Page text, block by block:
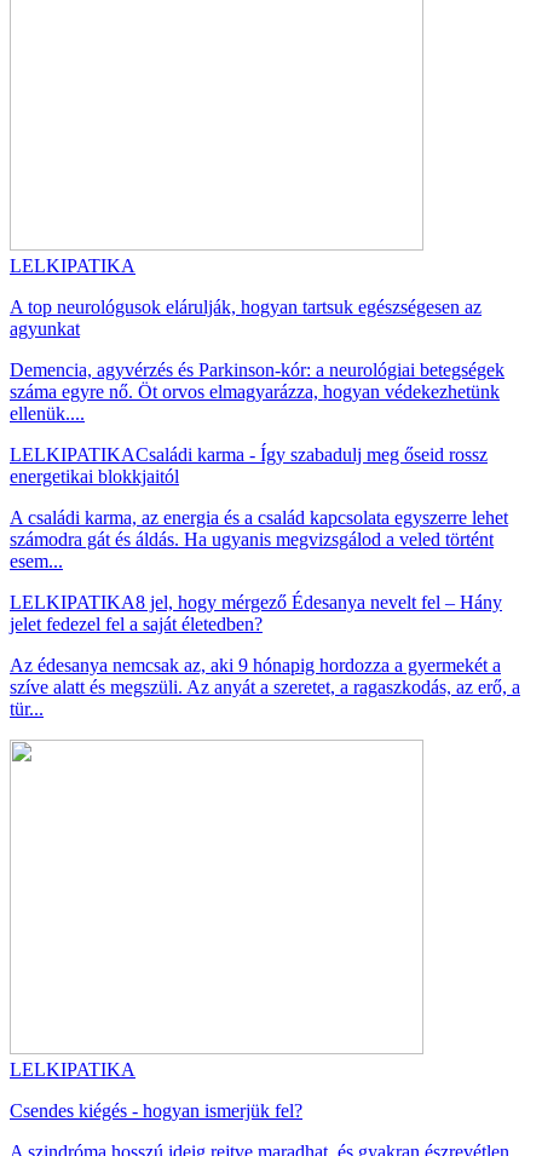
LELKIPATIKA
A top neurológusok elárulják, hogyan tartsuk egészségesen az
agyunkat
Demencia, agyvérzés és Parkinson-kór: a neurológiai betegségek
száma egyre nő. Öt orvos elmagyarázza, hogyan védekezhetünk
ellenük....
LELKIPATIKACsaládi karma - Így szabadulj meg őseid rossz
energetikai blokkjaitól
A családi karma, az energia és a család kapcsolata egyszerre lehet
számodra gát és áldás. Ha ugyanis megvizsgálod a veled történt
esem...
LELKIPATIKA8 jel, hogy mérgező Édesanya nevelt fel – Hány
jelet fedezel fel a saját életedben?
Az édesanya nemcsak az, aki 9 hónapig hordozza a gyermekét a
szíve alatt és megszüli. Az anyát a szeretet, a ragaszkodás, az erő, a
tür...
LELKIPATIKA
Csendes kiégés - hogyan ismerjük fel?
A szindróma hosszú ideig rejtve maradhat, és gyakran észrevétlen